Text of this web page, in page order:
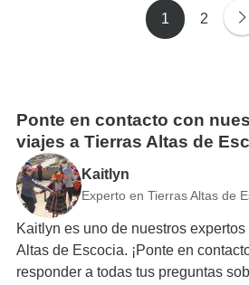
1 2
Ponte en contacto con
viajes a Tierras Altas de
Kaitlyn
Experto en Tierras Altas de
Kaitlyn es uno de nuestros
Altas de Escocia. ¡Ponte en
responder a todas tus preguntas